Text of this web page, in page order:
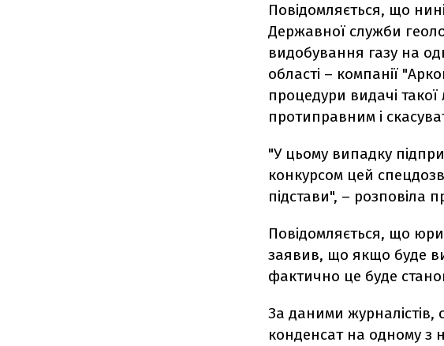
Повідомляється, що
Державної служби
видобування газу на
області – компанії
процедури видачі
протиправним і
"У цьому випадку
конкурсом цей
підстави", – розповіла
Повідомляється, що
заявив, що якщо буде
фактично це буде
За даними журналістів,
конденсат на одному